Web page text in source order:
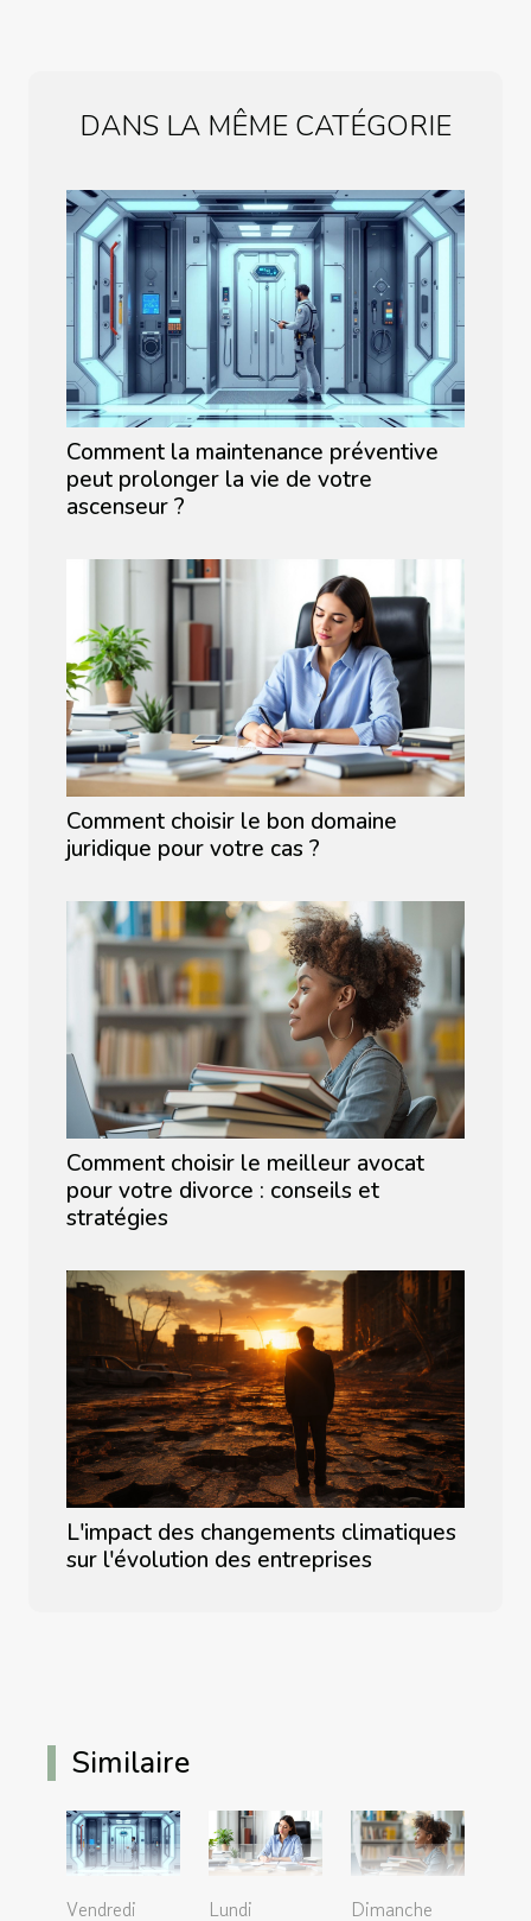
DANS LA MÊME CATÉGORIE
Comment la maintenance préventive
peut prolonger la vie de votre
ascenseur ?
Comment choisir le bon domaine
juridique pour votre cas ?
Comment choisir le meilleur avocat
pour votre divorce : conseils et
stratégies
L'impact des changements climatiques
sur l'évolution des entreprises
Similaire
Vendredi Lundi Dimanche